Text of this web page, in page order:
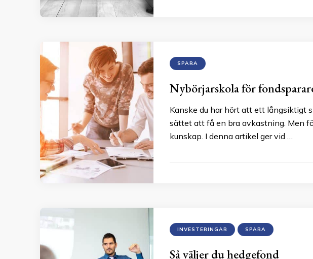
SPARA
Nybörjarskola för
Kanske du har hört att ett långsiktigt
sättet att få en bra avkastning. Men
kunskap. I denna artikel ger vid …
INVESTERINGAR SPARA
Så väljer du hedgefond